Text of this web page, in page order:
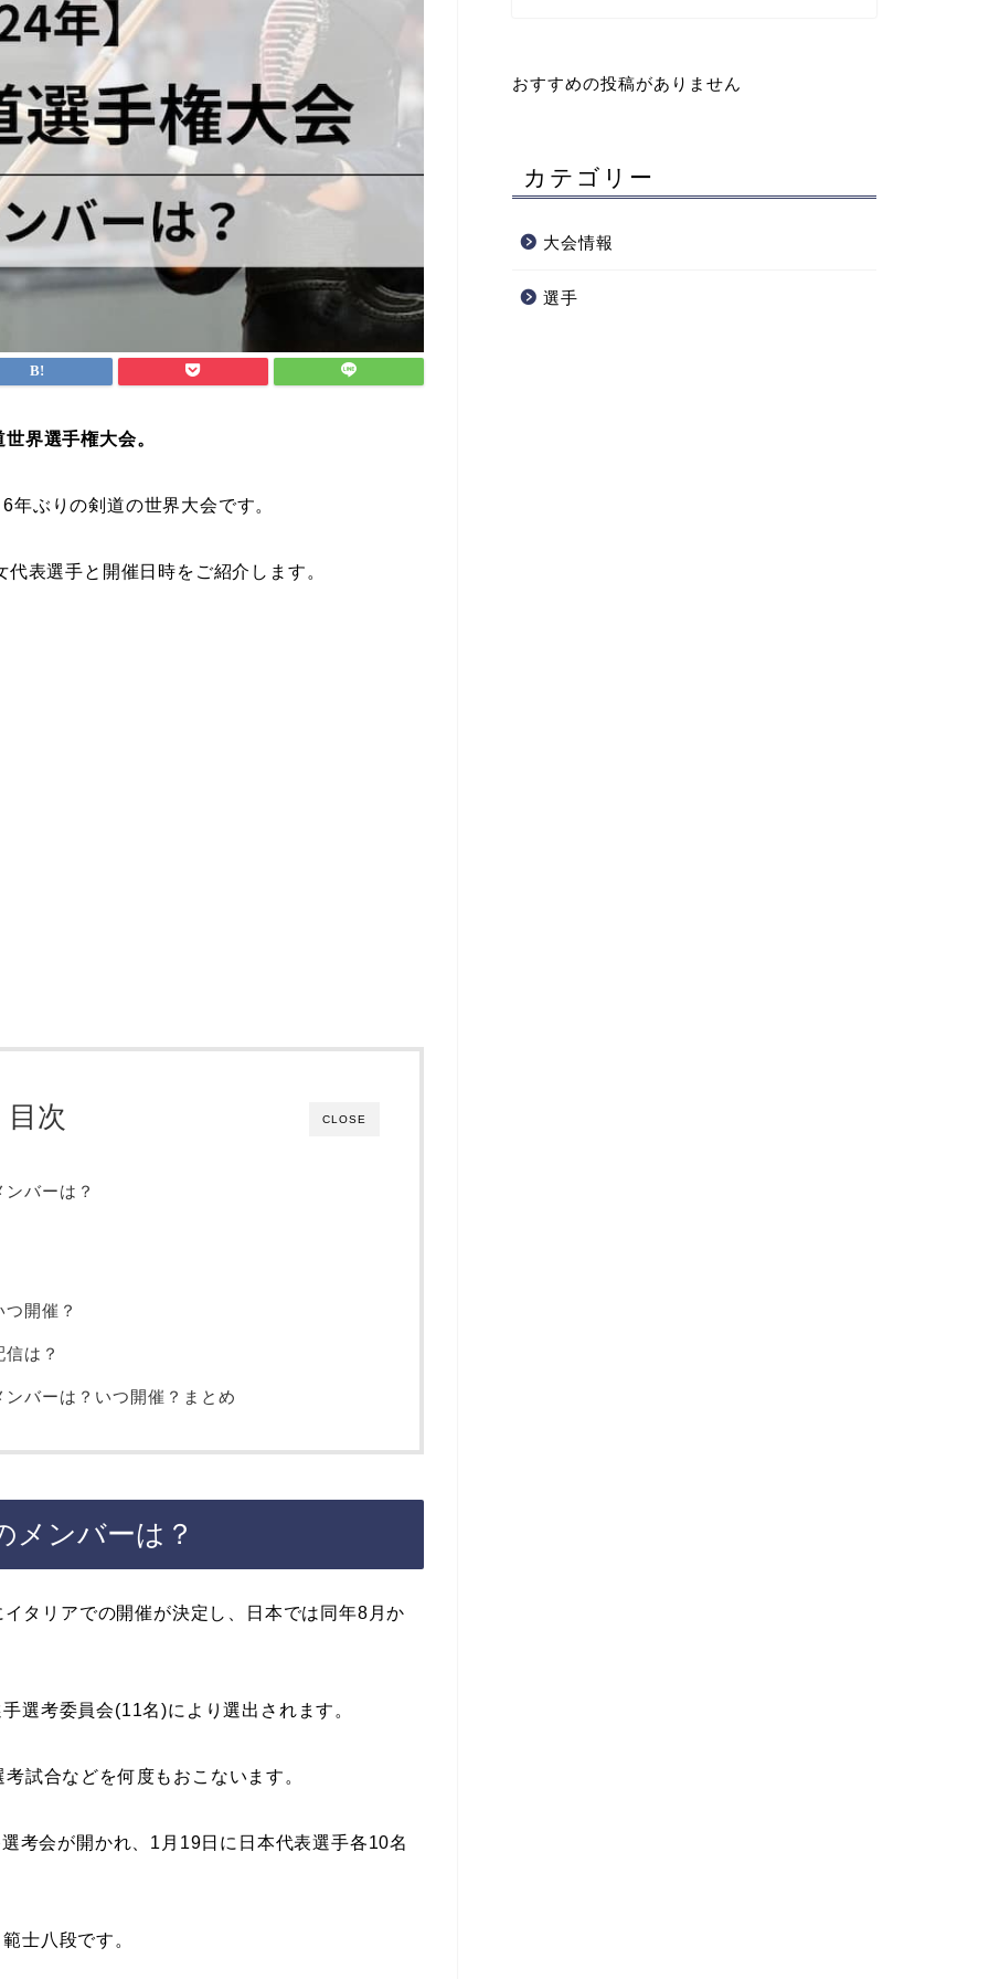
界選手権大会。
ぶりの剣道の世界大会です。
表選手と開催日時をご紹介します。
CLOSE
目次
バーは？
開催？
は？
バーは？いつ開催？まとめ
メンバーは？
タリアでの開催が決定し、日本では同年8月か
選考委員会(11名)により選出されます。
試合などを何度もおこないます。
考会が開かれ、1月19日に日本代表選手各10名
士八段です。
おすすめの投稿がありません
カテゴリー
大会情報
選手